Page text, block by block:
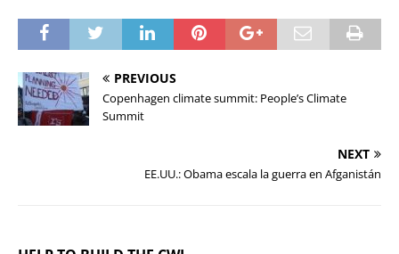
PREVIOUS
Copenhagen climate summit: People’s Climate
Summit
NEXT
EE.UU.: Obama escala la guerra en Afganistán